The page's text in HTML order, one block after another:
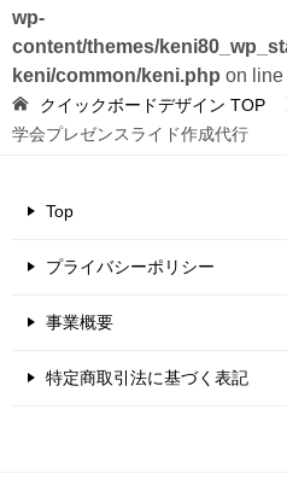
wp-
content/themes/
keni/common/keni.php on line
クイックボードデザイン TOP
学会プレゼンスライド作成代行
Top
プライバシーポリシー
事業概要
特定商取引法に基づく表記